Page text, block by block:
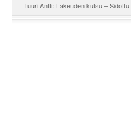
Tuuri Antti: Lakeuden kutsu –